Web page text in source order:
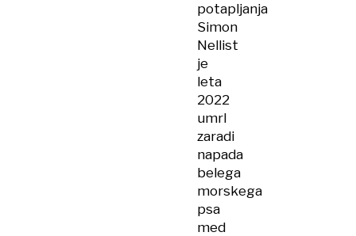
potapljanja
Simon
Nellist
je
leta
2022
umrl
zaradi
napada
belega
morskega
psa
med